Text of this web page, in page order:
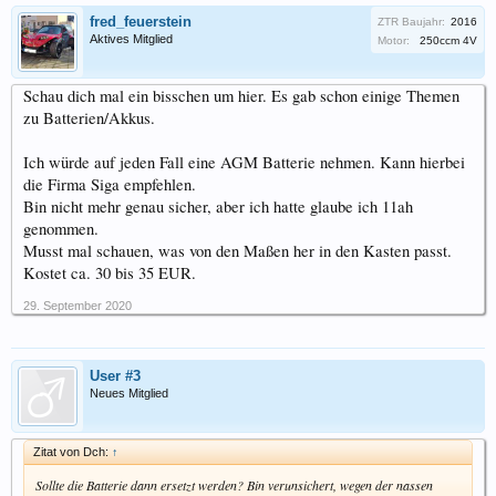
fred_feuerstein
Aktives Mitglied
ZTR Baujahr: 2016
Motor:
250ccm 4V
Schau dich mal ein bisschen um hier. Es gab schon einige Themen
zu Batterien/Akkus.
Ich würde auf jeden Fall eine AGM Batterie nehmen. Kann hierbei
die Firma Siga empfehlen.
Bin nicht mehr genau sicher, aber ich hatte glaube ich 11ah
genommen.
Musst mal schauen, was von den Maßen her in den Kasten passt.
Kostet ca. 30 bis 35 EUR.
29. September 2020
User #3
Neues Mitglied
Zitat von Dch: ↑
Sollte die Batterie dann ersetzt werden? Bin verunsichert, wegen der nassen